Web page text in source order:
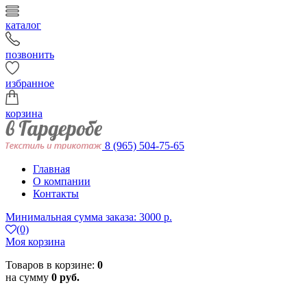
каталог
позвонить
избранное
корзина
8 (965) 504-75-65
Главная
О компании
Контакты
Минимальная сумма заказа: 3000 р.
(0)
Моя корзина
Товаров в корзине: 0
на сумму 0 руб.